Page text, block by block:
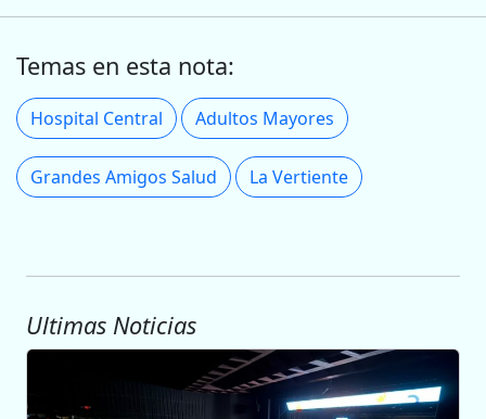
Temas en esta nota:
Hospital Central Adultos Mayores
Grandes Amigos Salud La Vertiente
Ultimas Noticias